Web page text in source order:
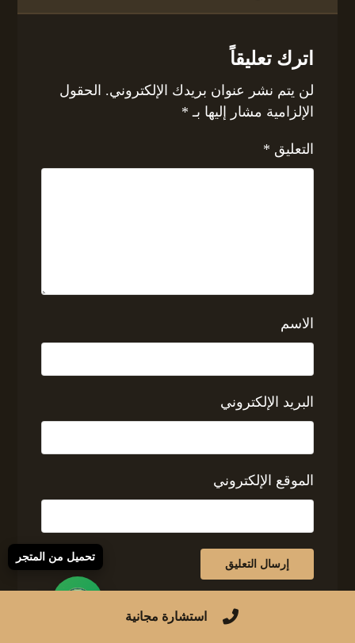
اترك تعليقاً
لن يتم نشر عنوان بريدك الإلكتروني. الحقول
الإلزامية مشار إليها بـ *
التعليق *
الاسم
البريد الإلكتروني
الموقع الإلكتروني
استشارة مجانية
تحميل من المتجر